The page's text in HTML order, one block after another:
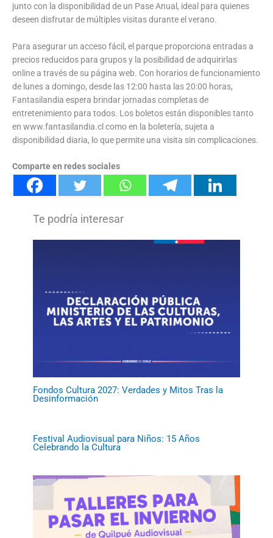
junto con la disponibilidad de un Pase Anual, ideal para quienes
deseen disfrutar de múltiples visitas durante el verano.
Para asegurar un acceso fácil, el parque proporciona entradas a
precios reducidos para grupos y la posibilidad de adquirirlas
online a través de su página web. Con horarios de funcionamiento
de lunes a domingo, desde las 12:00 hasta las 20:00 horas,
Fantasilandia espera brindar jornadas completas de
entretenimiento para todos. Los boletos están disponibles tanto
en www.fantasilandia.cl como en la boletería, sujeta a
disponibilidad diaria, lo que permite una visita sin complicaciones.
Comparte en redes sociales
Fondos Cultura 2027: Verdades y Mitos Tras la
Desinformación
Festival Audiovisual para Niños: 15 Años
Celebrando la Cultura